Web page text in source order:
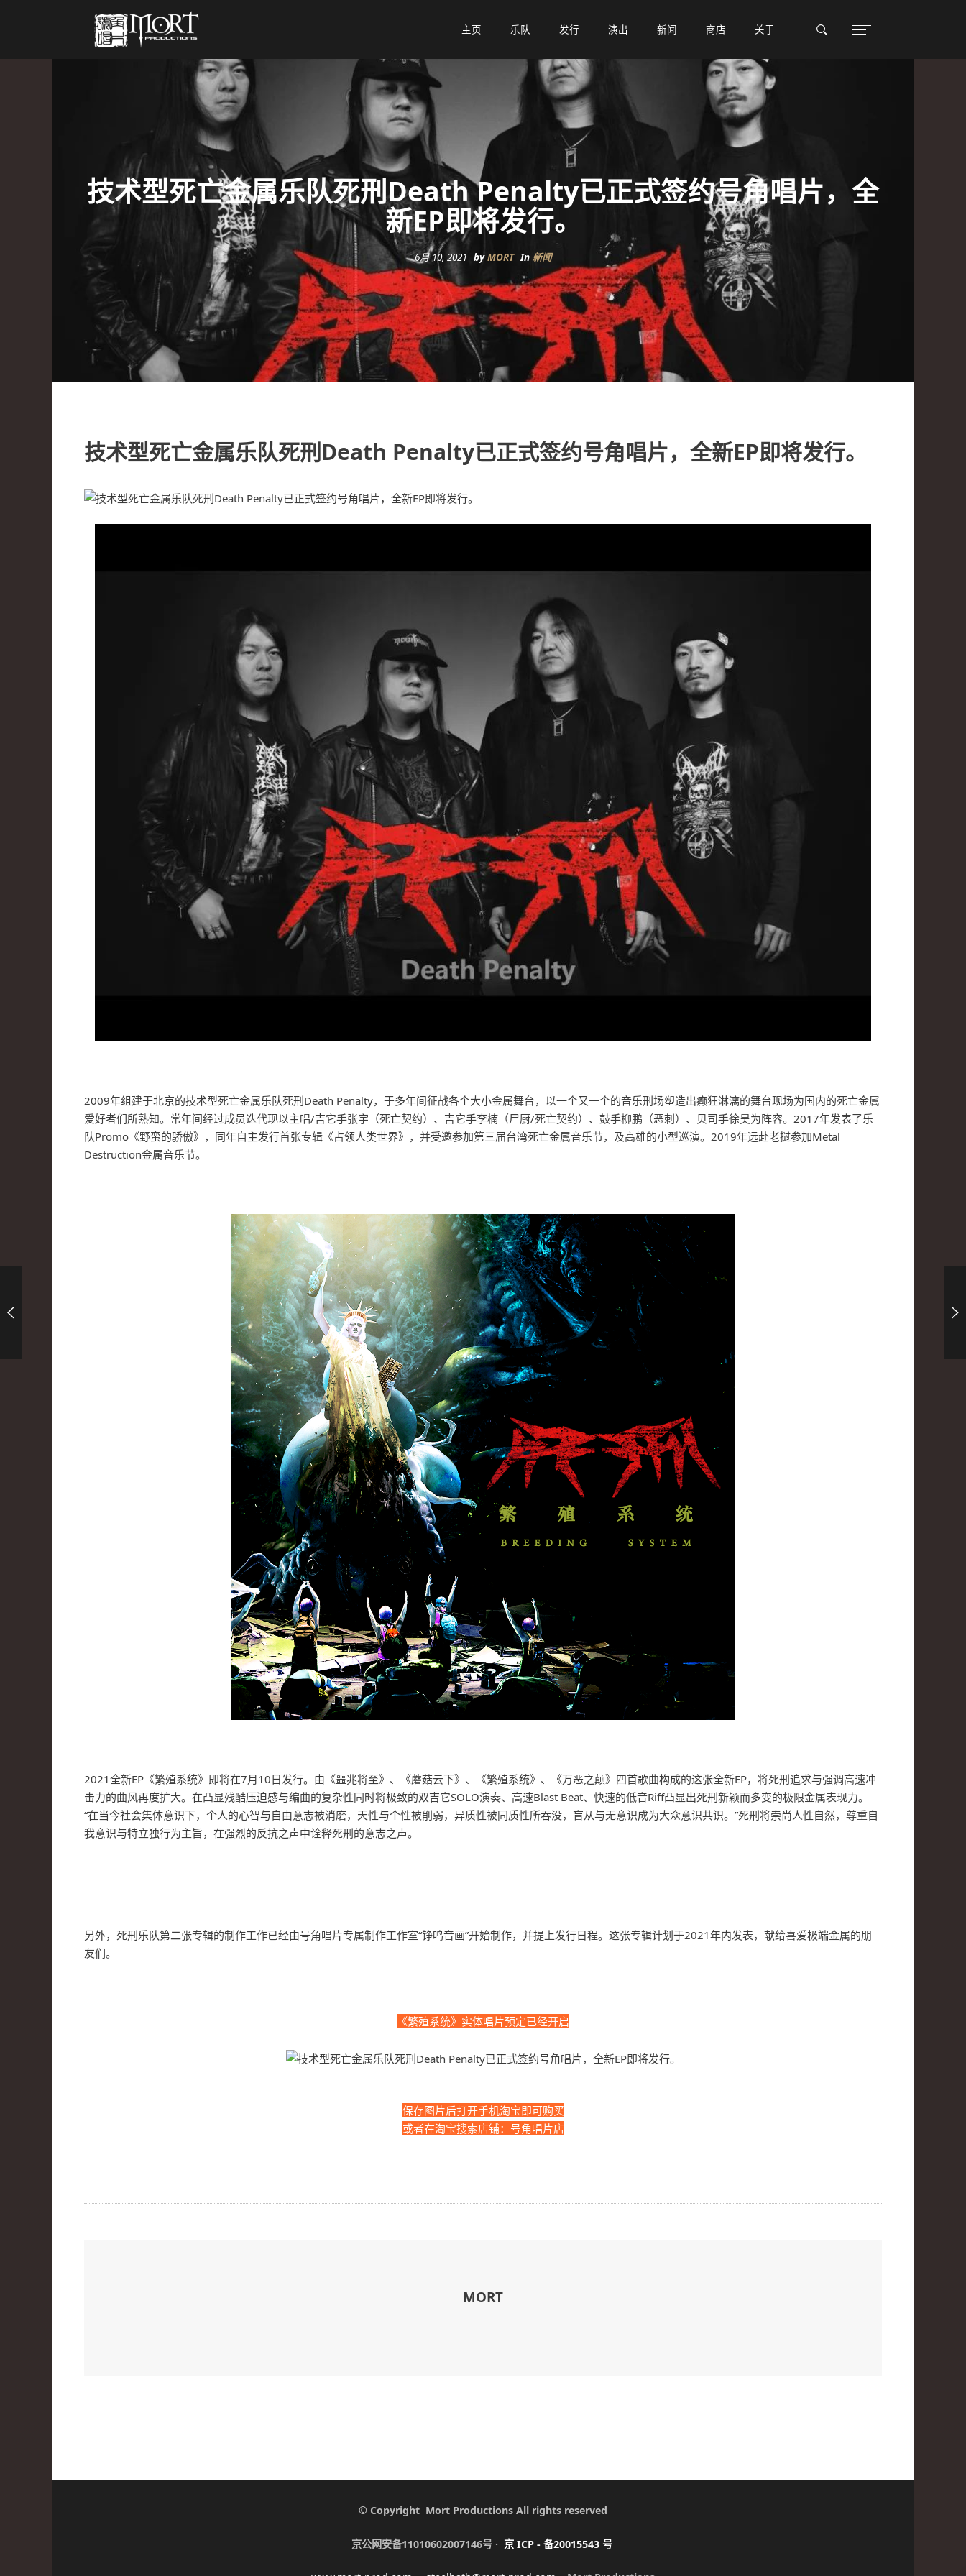
主页
主页 乐队
乐队 发行
发行 演出
演出 新闻
新闻 商店
商店 关于
关于
技术型死亡金属乐队死刑Death Penalty已正式签约号角唱片，全
新EP即将发行。
6月 10, 2021 byMORT In 新闻
技术型死亡金属乐队死刑Death Penalty已正式签约号角唱片，全新EP即将发行。
2009年组建于北京的技术型死亡金属乐队死刑Death Penalty，于多年间征战各个大小金属舞台，以一个又一个的音乐刑场塑造出癫狂淋漓的舞台现场为国内的死亡金属
爱好者们所熟知。常年间经过成员迭代现以主唱/吉它手张宇（死亡契约）、吉它手李楠（尸厨/死亡契约）、鼓手柳鹏（恶刺）、贝司手徐昊为阵容。2017年发表了乐
队Promo《野蛮的骄傲》，同年自主发行首张专辑《占领人类世界》，并受邀参加第三届台湾死亡金属音乐节，及高雄的小型巡演。2019年远赴老挝参加Metal
Destruction金属音乐节。
2021全新EP《繁殖系统》即将在7月10日发行。由《噩兆将至》、《蘑菇云下》、《繁殖系统》、《万恶之颠》四首歌曲构成的这张全新EP，将死刑追求与强调高速冲
击力的曲风再度扩大。在凸显残酷压迫感与编曲的复杂性同时将极致的双吉它SOLO演奏、高速Blast Beat、快速的低音Riff凸显出死刑新颖而多变的极限金属表现力。
“在当今社会集体意识下，个人的心智与自由意志被消磨，天性与个性被削弱，异质性被同质性所吞没，盲从与无意识成为大众意识共识。”死刑将崇尚人性自然，尊重自
我意识与特立独行为主旨，在强烈的反抗之声中诠释死刑的意志之声。
另外，死刑乐队第二张专辑的制作工作已经由号角唱片专属制作工作室“铮鸣音画”开始制作，并提上发行日程。这张专辑计划于2021年内发表，献给喜爱极端金属的朋
友们。
《繁殖系统》实体唱片预定已经开启
保存图片后打开手机淘宝即可购买
或者在淘宝搜索店铺：号角唱片店
MORT
© Copyright Mort Productions All rights reserved
京公网安备11010602007146号 · 京ICP - 备20015543 号